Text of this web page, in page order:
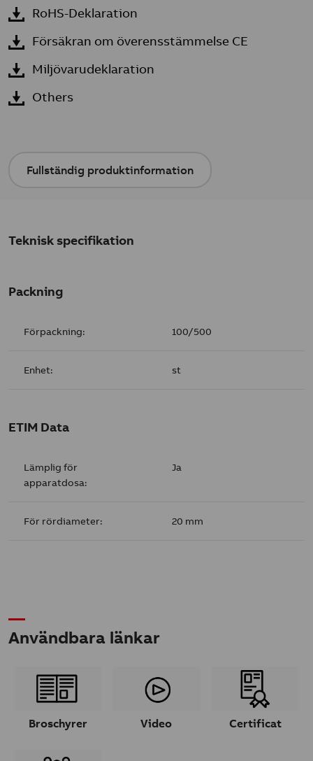
RoHS-Deklaration
Försäkran om överensstämmelse CE
Miljövarudeklaration
Others
Fullständig produktinformation
Teknisk specifikation
Packning
Förpackning: 100/500
Enhet: st
ETIM Data
Lämplig för
apparatdosa:
Ja
För rördiameter: 20 mm
Användbara länkar
Broschyrer Video Certificat